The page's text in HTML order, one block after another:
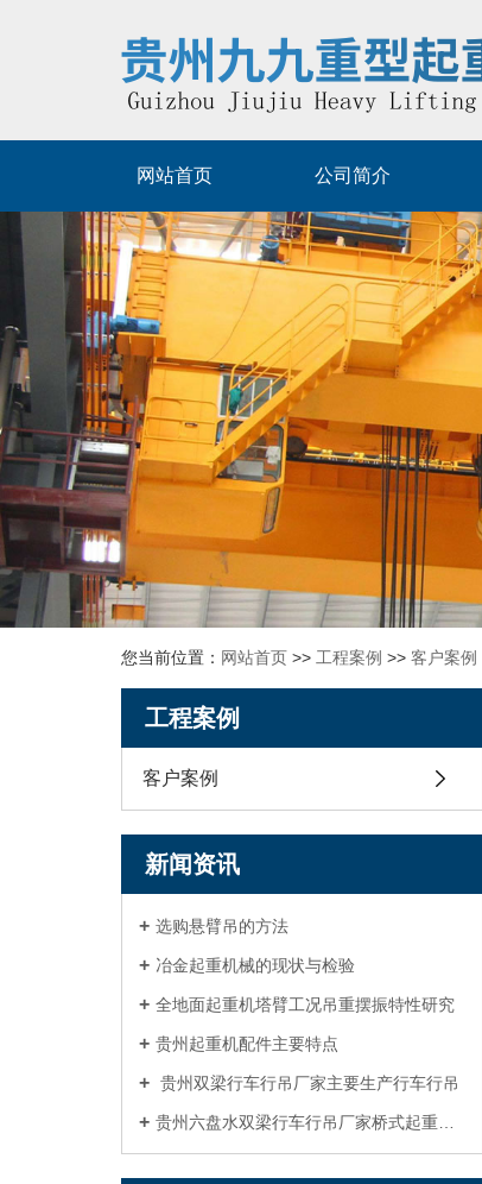
网站首页 公司简介
您当前位置： 网站首页 >> 工程案例 >> 客户案例
工程案例
客户案例
新闻资讯
选购悬臂吊的方法
冶金起重机械的现状与检验
全地面起重机塔臂工况吊重摆振特性研究
贵州起重机配件主要特点
贵州双梁行车行吊厂家主要生产行车行吊
贵州六盘水双梁行车行吊厂家桥式起重机四大优势